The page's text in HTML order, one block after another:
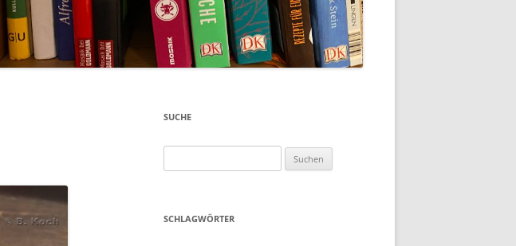
SUCHE
nach:
SCHLAGWÖRTER